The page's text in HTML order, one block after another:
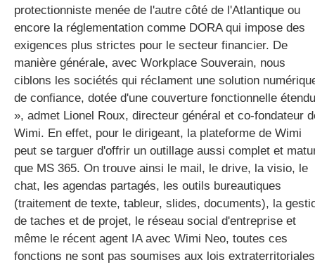
protectionniste menée de l'autre côté de l'Atlantique ou
encore la réglementation comme DORA qui impose des
exigences plus strictes pour le secteur financier. De
manière générale, avec Workplace Souverain, nous
ciblons les sociétés qui réclament une solution
de confiance, dotée d'une couverture fonctionnelle
», admet Lionel Roux, directeur général et co-fondateur
Wimi. En effet, pour le dirigeant, la plateforme de Wimi
peut se targuer d'offrir un outillage aussi complet et
que MS 365. On trouve ainsi le mail, le drive, la visio, le
chat, les agendas partagés, les outils bureautiques
(traitement de texte, tableur, slides, documents), la
de taches et de projet, le réseau social d'entreprise et
même le récent agent IA avec Wimi Neo, toutes ces
fonctions ne sont pas soumises aux lois extraterritoriales